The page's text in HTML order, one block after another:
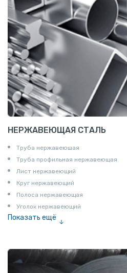
НЕРЖАВЕЮЩАЯ СТАЛЬ
Труба нержавеюшая
Труба профильная нержавеющая
Лист нержавеющий
Круг нержавеющий
Полоса нержавеющая
Уголок нержавеющий
Показать ещё